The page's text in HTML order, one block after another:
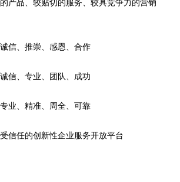
产品、较贴切的服务、较具竞争力的营销
信、推崇、感恩、合作
信、专业、团队、成功
业、精准、周全、可靠
信任的创新性企业服务开放平台